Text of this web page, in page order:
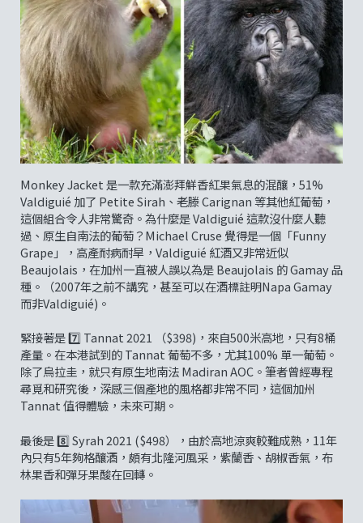
Monkey Jacket 是一款充滿澎拜鮮香紅果氣息的混釀，51%
Valdiguié 加了 Petite Sirah、老滕 Carignan 等其他紅葡萄，
這個組合令人非常驚奇。為什麼是 Valdiguié 這款沒什麼人聽
過、原生自南法的葡萄？Michael Cruse 覺得是一個「Funny
Grape」，高產耐病耐旱，Valdiguié 紅酒又非常近似
Beaujolais，在加州一直被人誤以為是 Beaujolais 的 Gamay 品
種。（2007年之前不講究，甚至可以在酒標註明Napa Gamay
而非Valdiguié)。
緊接著是 7️⃣ Tannat 2021 （$398)，來自500米高地，只有8桶
產量。在本港試到的 Tannat 葡萄不多，尤其100% 單一葡萄。
除了烏拉圭，就只有原生地南法 Madiran AOC。筆者曾經專程
尋覓和研究後，深感三個產地的風格都非常不同，這個加州
Tannat 值得體驗，未來可期。
最後是 8️⃣ Syrah 2021 ($498），由於高地涼爽較難成熟，11年
內只有5年夠格釀酒，頗有北隆河風采，紫蘭香、胡椒香氣，布
林果香和彈牙果酸在回轉。